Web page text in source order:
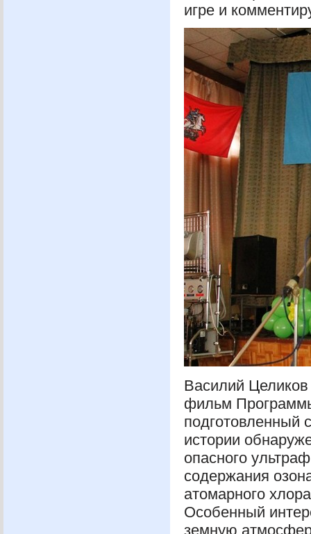
игре и
Василий Целиков
фильм
подготовленный
истории
опасного
содержания
атомарного
Особенный
земную